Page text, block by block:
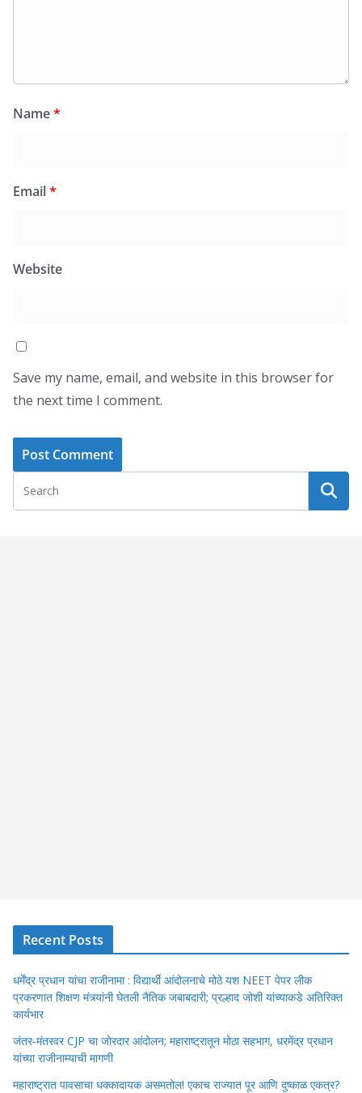
Name*
Email*
Website
Save my name, email, and website in this browser for
the next time I comment.
Recent Posts
धर्मेंद्र प्रधान यांचा राजीनामा : विद्यार्थी आंदोलनाचे मोठे यश NEET पेपर लीक
प्रकरणात शिक्षण मंत्र्यांनी घेतली नैतिक जबाबदारी; प्रल्हाद जोशी यांच्याकडे अतिरिक्त
कार्यभार
जंतर-मंतरवर CJP चा जोरदार आंदोलन; महाराष्ट्रातून मोठा सहभाग, धरमेंद्र प्रधान
यांच्या राजीनाम्याची मागणी
महाराष्ट्रात पावसाचा धक्कादायक असमतोल! एकाच राज्यात पूर आणि दुष्काळ एकत्र?